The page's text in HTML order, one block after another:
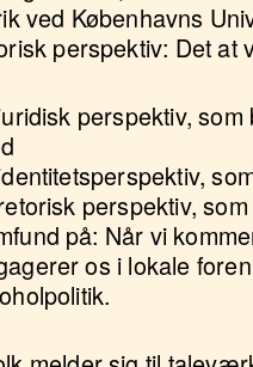
ved Københavns
perspektiv: Det
perspektiv,
perspektiv,
på: Når vi
os i lokale